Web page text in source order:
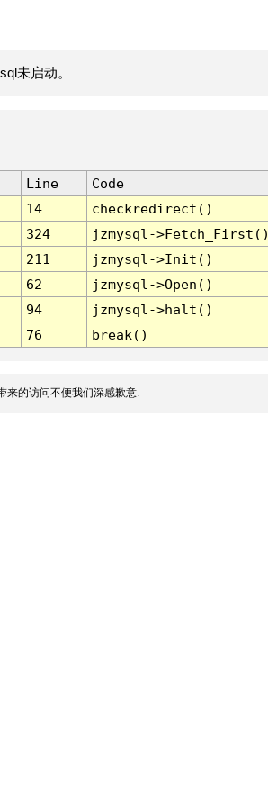
未启动。
Line
Code
14
checkredirect()
324
jzmysql-
211
jzmysql->Init()
62
jzmysql->Open()
94
jzmysql->halt()
76 break()
来的访问不便我们深感歉意.